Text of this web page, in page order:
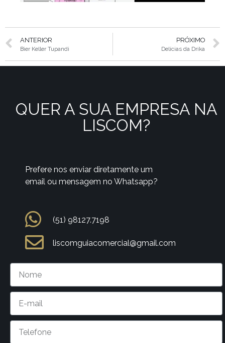
ANTERIOR
Bier Keller Tupandi
PRÓXIMO
Delícias da Drika
QUER A SUA EMPRESA NA
LISCOM?
Prefere nos enviar diretamente um
email ou mensagem no Whatsapp?
(51) 98127.7198
liscomguiacomercial@gmail.com